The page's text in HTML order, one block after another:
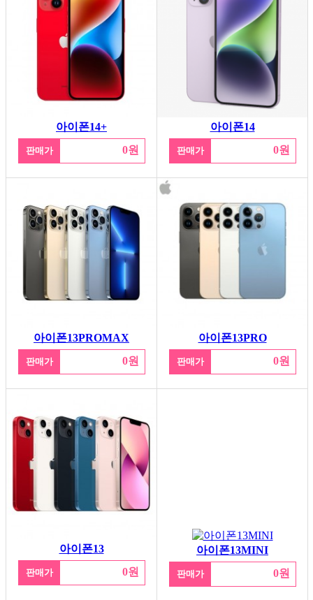
아이폰14+
판매가 0원
아이폰14
판매가 0원
아이폰13PROMAX
판매가 0원
아이폰13PRO
판매가 0원
아이폰13
판매가 0원
아이폰13MINI
판매가 0원